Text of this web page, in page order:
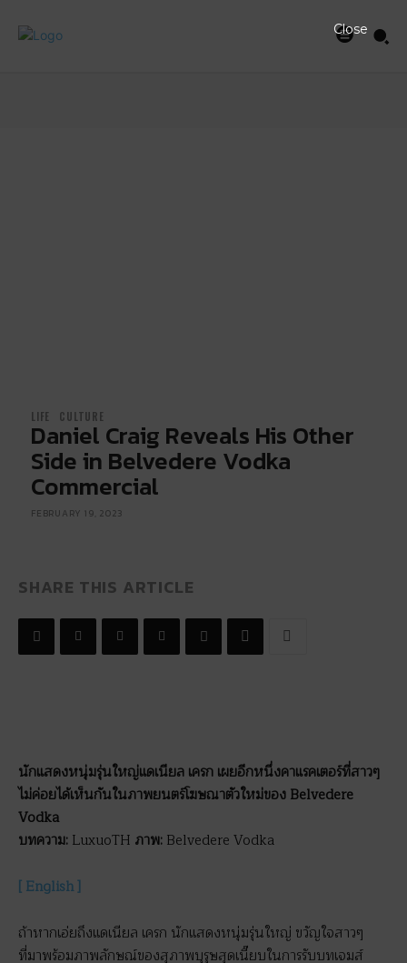
LIFE CULTURE
Daniel Craig Reveals His Other
Side in Belvedere Vodka
Commercial
FEBRUARY 19, 2023
SHARE THIS ARTICLE
นักแสดงหนุ่มรุ่นใหญ่แดเนียล เครก เผยอีกหนึ่งคาแรคเตอร์ที่สาวๆ
ไม่ค่อยได้เห็นกันในภาพยนตร์โฆษณาตัวใหม่ของ Belvedere
Vodka
บทความ: LuxuoTH ภาพ: Belvedere Vodka
[ English ]
ถ้าหากเอ่ยถึงแดเนียล เครก นักแสดงหนุ่มรุ่นใหญ่ ขวัญใจสาวๆ
ที่มาพร้อมภาพลักษณ์ของสุภาพบุรุษสุดเนี๊ยบในการรับบทเจมส์
Close